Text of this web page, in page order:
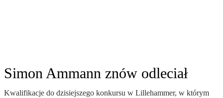
Simon Ammann znów odleciał
Kwalifikacje do dzisiejszego konkursu w Lillehammer, w którym